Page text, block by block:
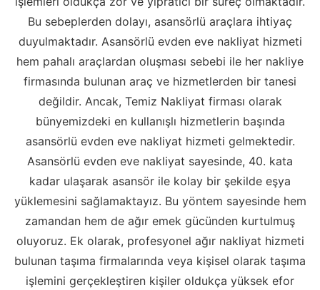
Bu sebeplerden dolayı, asansörlü araçlara ihtiyaç
duyulmaktadır. Asansörlü evden eve nakliyat hizmeti
hem pahalı araçlardan oluşması sebebi ile her nakliye
firmasında bulunan araç ve hizmetlerden bir tanesi
değildir. Ancak, Temiz Nakliyat firması olarak
bünyemizdeki en kullanışlı hizmetlerin başında
asansörlü evden eve nakliyat hizmeti gelmektedir.
Asansörlü evden eve nakliyat sayesinde, 40. kata
kadar ulaşarak asansör ile kolay bir şekilde eşya
yüklemesini sağlamaktayız. Bu yöntem sayesinde hem
zamandan hem de ağır emek gücünden kurtulmuş
oluyoruz. Ek olarak, profesyonel ağır nakliyat hizmeti
bulunan taşıma firmalarında veya kişisel olarak taşıma
işlemini gerçekleştiren kişiler oldukça yüksek efor